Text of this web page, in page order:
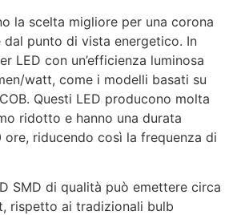
la scelta migliore per una corona
dal punto di vista energetico. In
LED con un’efficienza luminosa
watt, come i modelli basati su
Questi LED producono molta
ridotto e hanno una durata
ore, riducendo così la frequenza di
SMD di qualità può emettere circa
rispetto ai tradizionali bulb